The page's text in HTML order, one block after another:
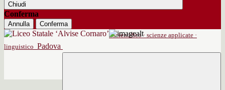
Chiudi
Conferma
Annulla
Conferma
scientifico · scienze applicate ·
linguistico Padova